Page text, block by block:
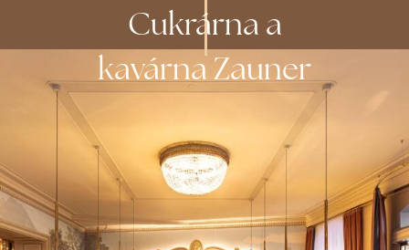
Cukrárna a
kavárna Zauner